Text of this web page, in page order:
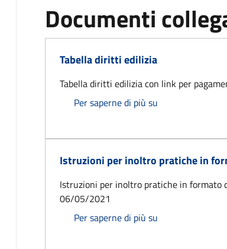
Documenti
Tabella diritti edilizia
Tabella diritti edilizia con link per
Per saperne di più suTabella diritti
Istruzioni per inoltro pratiche in
Istruzioni per inoltro pratiche in formato
06/05/2021
Per saperne di più suIstruzioni per